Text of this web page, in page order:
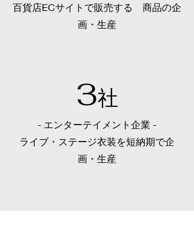
百貨店ECサイトで販売する 商品の企
画・生産
3社
- エンターテイメント企業 -
​ライブ・ステージ衣装を短納期で企
画・生産